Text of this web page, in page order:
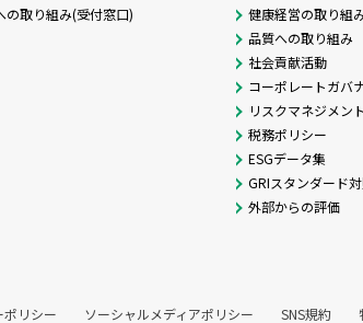
の取り組み(受付窓口)
健康経営の取り組
品質への取り組み
社会貢献活動
コーポレートガバ
リスクマネジメント
税務ポリシー
ESGデータ集
GRIスタンダード
外部からの評価
ポリシー ソーシャルメディアポリシー SNS規約